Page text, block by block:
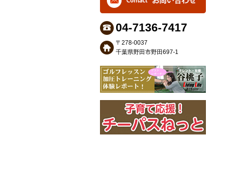
04-7136-7417
〒278-0037
千葉県野田市野田697-1